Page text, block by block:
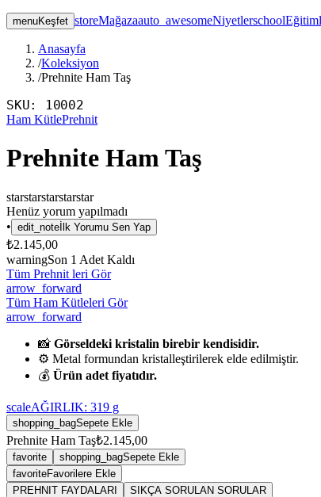
menuKeşfet storeMağazaauto_awesomeNiyetlerschool
Anasayfa
/Koleksiyon
/Prehnite Ham Taş
SKU: 10002
Ham KütlePrehnit
Prehnite Ham Taş
starstarstarstarstar
Henüz yorum yapılmadı
• edit_note İlk Yorumu Sen Yap
₺2.145,00
warningSon 1 Adet Kaldı
Tüm Prehnit leri Gör
arrow_forward
Tüm Ham Kütleleri Gör
arrow_forward
📸 Görseldeki kristalin birebir kendisidir.
⚙️ Metal formundan kristalleştirilerek elde edilmiştir.
💰 Ürün adet fiyatıdır.
scaleAĞIRLIK: 319 g
shopping_bagSepete Ekle
Prehnite Ham Taş₺2.145,00
favorite shopping_bagSepete Ekle
favoriteFavorilere Ekle
PREHNIT FAYDALARI
SIKÇA SORULAN SORULAR